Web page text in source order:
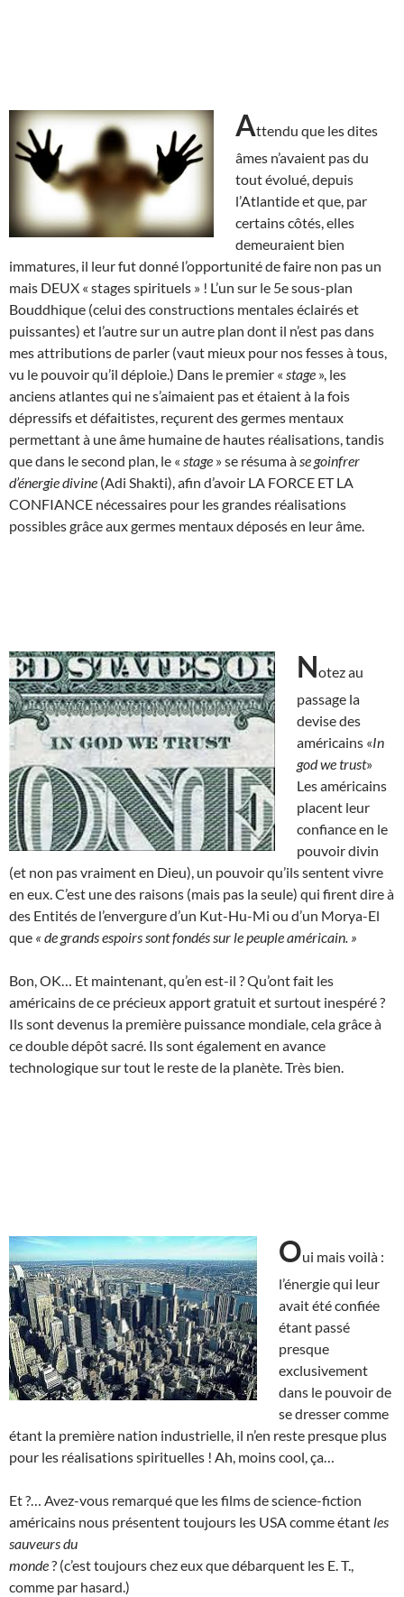
Attendu que les dites
âmes n’avaient pas du
tout évolué, depuis
l’Atlantide et que, par
certains côtés, elles
demeuraient bien
immatures, il leur fut donné l’opportunité de faire non pas un
mais DEUX « stages spirituels » ! L’un sur le 5e sous-plan
Bouddhique (celui des constructions mentales éclairés et
puissantes) et l’autre sur un autre plan dont il n’est pas dans
mes attributions de parler (vaut mieux pour nos fesses à tous,
vu le pouvoir qu’il déploie.) Dans le premier « stage », les
anciens atlantes qui ne s’aimaient pas et étaient à la fois
dépressifs et défaitistes, reçurent des germes mentaux
permettant à une âme humaine de hautes réalisations, tandis
que dans le second plan, le « stage » se résuma à se goinfrer
d’énergie divine (Adi Shakti), afin d’avoir LA FORCE ET LA
CONFIANCE nécessaires pour les grandes réalisations
possibles grâce aux germes mentaux déposés en leur âme.
Notez au
passage la
devise des
américains «In
god we trust»
Les américains
placent leur
confiance en le
pouvoir divin
(et non pas vraiment en Dieu), un pouvoir qu’ils sentent vivre
en eux. C’est une des raisons (mais pas la seule) qui firent dire à
des Entités de l’envergure d’un Kut-Hu-Mi ou d’un Morya-El
que « de grands espoirs sont fondés sur le peuple américain. »
Bon, OK… Et maintenant, qu’en est-il ? Qu’ont fait les
américains de ce précieux apport gratuit et surtout inespéré ?
Ils sont devenus la première puissance mondiale, cela grâce à
ce double dépôt sacré. Ils sont également en avance
technologique sur tout le reste de la planète. Très bien.
Oui mais voilà :
l’énergie qui leur
avait été confiée
étant passé
presque
exclusivement
dans le pouvoir de
se dresser comme
étant la première nation industrielle, il n’en reste presque plus
pour les réalisations spirituelles ! Ah, moins cool, ça…
Et ?… Avez-vous remarqué que les films de science-fiction
américains nous présentent toujours les USA comme étant les
sauveurs du
monde? (c’est toujours chez eux que débarquent les E. T.,
comme par hasard.)